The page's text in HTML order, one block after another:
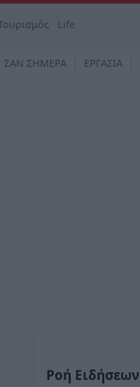
Life
ΣΑΝ ΣΗΜΕΡΑ ΕΡΓΑΣΙΑ
Ροή Ειδήσεων